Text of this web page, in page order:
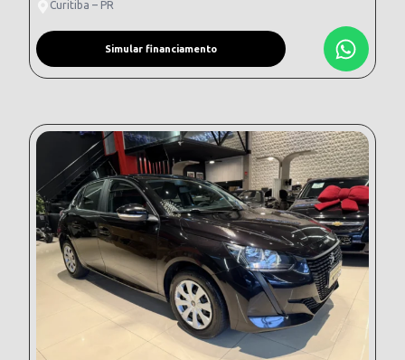
Curitiba – PR
Simular financiamento